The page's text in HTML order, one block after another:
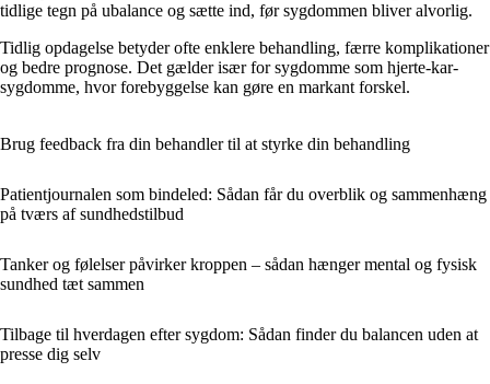
tidlige tegn på ubalance og sætte ind, før sygdommen bliver alvorlig.
Tidlig opdagelse betyder ofte enklere behandling, færre komplikationer
og bedre prognose. Det gælder især for sygdomme som hjerte-kar-
sygdomme, hvor forebyggelse kan gøre en markant forskel.
Brug feedback fra din behandler til at styrke din behandling
Patientjournalen som bindeled: Sådan får du overblik og sammenhæng
på tværs af sundhedstilbud
Tanker og følelser påvirker kroppen – sådan hænger mental og fysisk
sundhed tæt sammen
Tilbage til hverdagen efter sygdom: Sådan finder du balancen uden at
presse dig selv